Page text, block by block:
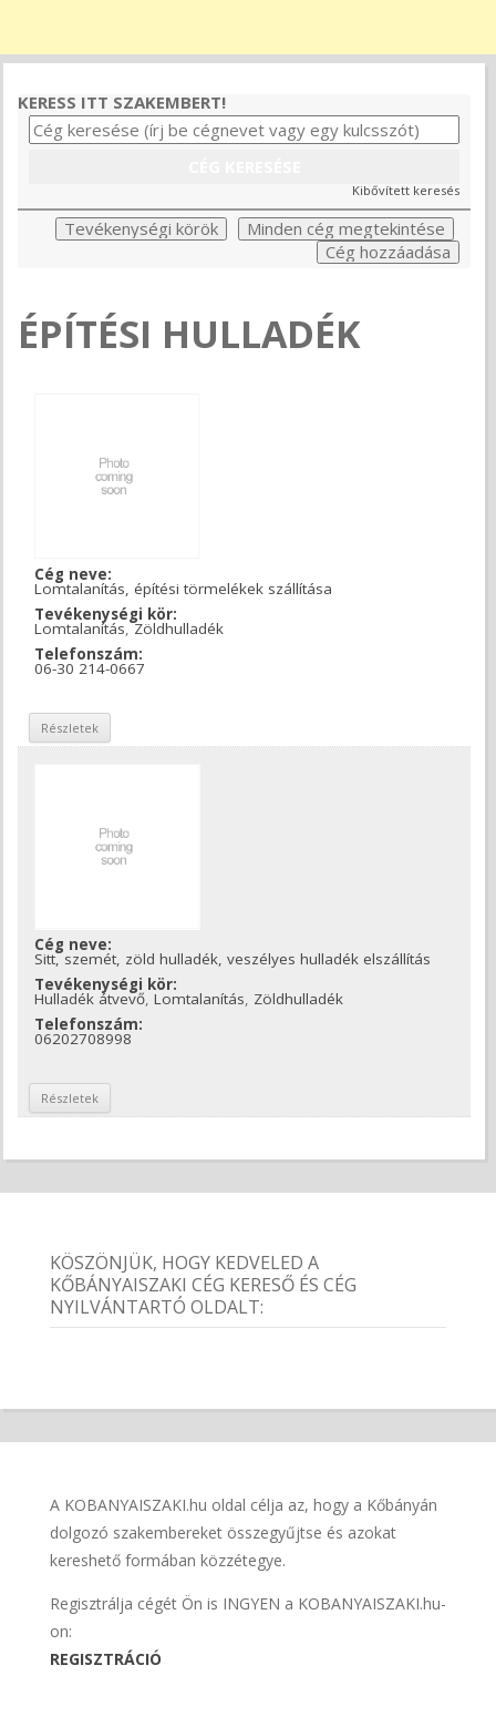
KERESS ITT SZAKEMBERT!
Kibővített keresés
ÉPÍTÉSI HULLADÉK
Cég neve:
Lomtalanítás, építési törmelékek szállítása
Tevékenységi kör:
Lomtalanítás,Zöldhulladék
Telefonszám:
06-30 214-0667
Részletek
Cég neve:
Sitt, szemét, zöld hulladék, veszélyes hulladék elszállítás
Tevékenységi kör:
Hulladék átvevő,Lomtalanítás, Zöldhulladék
Telefonszám:
06202708998
Részletek
KÖSZÖNJÜK, HOGY KEDVELED A
KŐBÁNYAISZAKI CÉG KERESŐ ÉS CÉG
NYILVÁNTARTÓ OLDALT:
A KOBANYAISZAKI.hu oldal célja az, hogy a Kőbányán
dolgozó szakembereket összegyűjtse és azokat
kereshető formában közzétegye.
Regisztrálja cégét Ön is INGYEN a KOBANYAISZAKI.hu-
on:
REGISZTRÁCIÓ